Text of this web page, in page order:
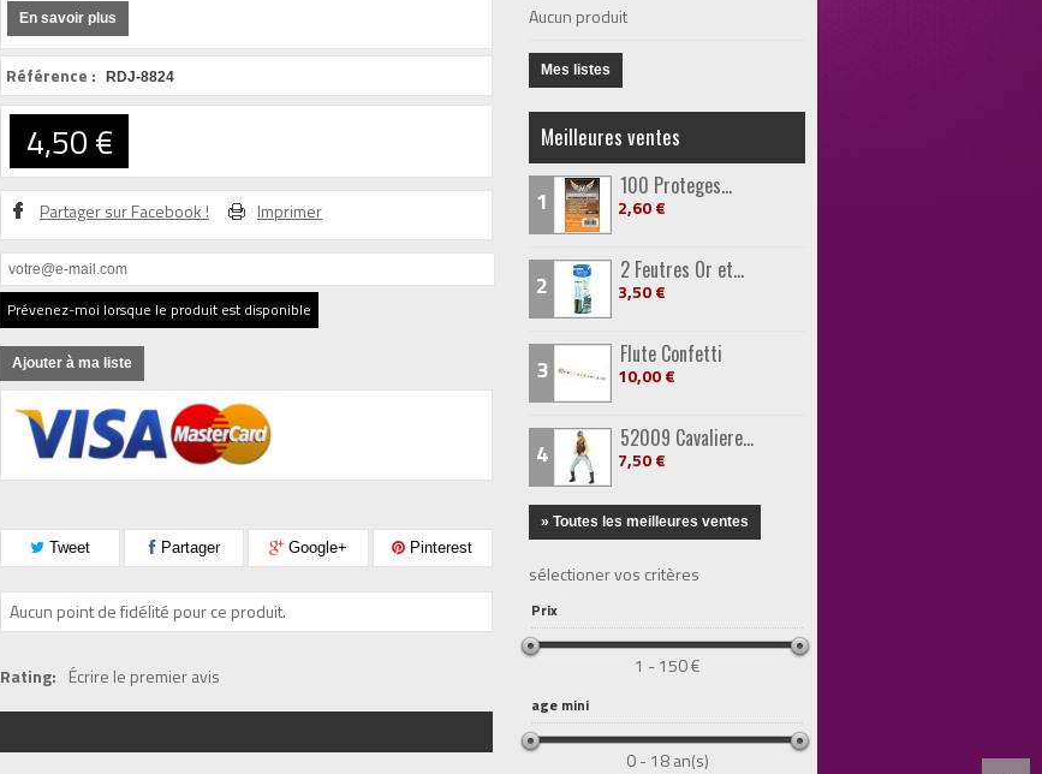
En savoir plus
Référence : RDJ-8824
4,50 €
Partager sur Facebook ! Imprimer
Prévenez-moi lorsque le produit est disponible
Ajouter à ma liste
Tweet Partager Google+ Pinterest
Aucun point de fidélité pour ce produit.
Rating: Écrire le premier avis
Aucun produit
Mes listes
Meilleures ventes
1 100 Proteges...
2,60 €
2 2 Feutres Or et...
3,50 €
3 Flute Confetti
10,00 €
4 52009 Cavaliere...
7,50 €
» Toutes les meilleures ventes
sélectioner vos critères
Prix
1 - 150 €
age mini
0 - 18 an(s)